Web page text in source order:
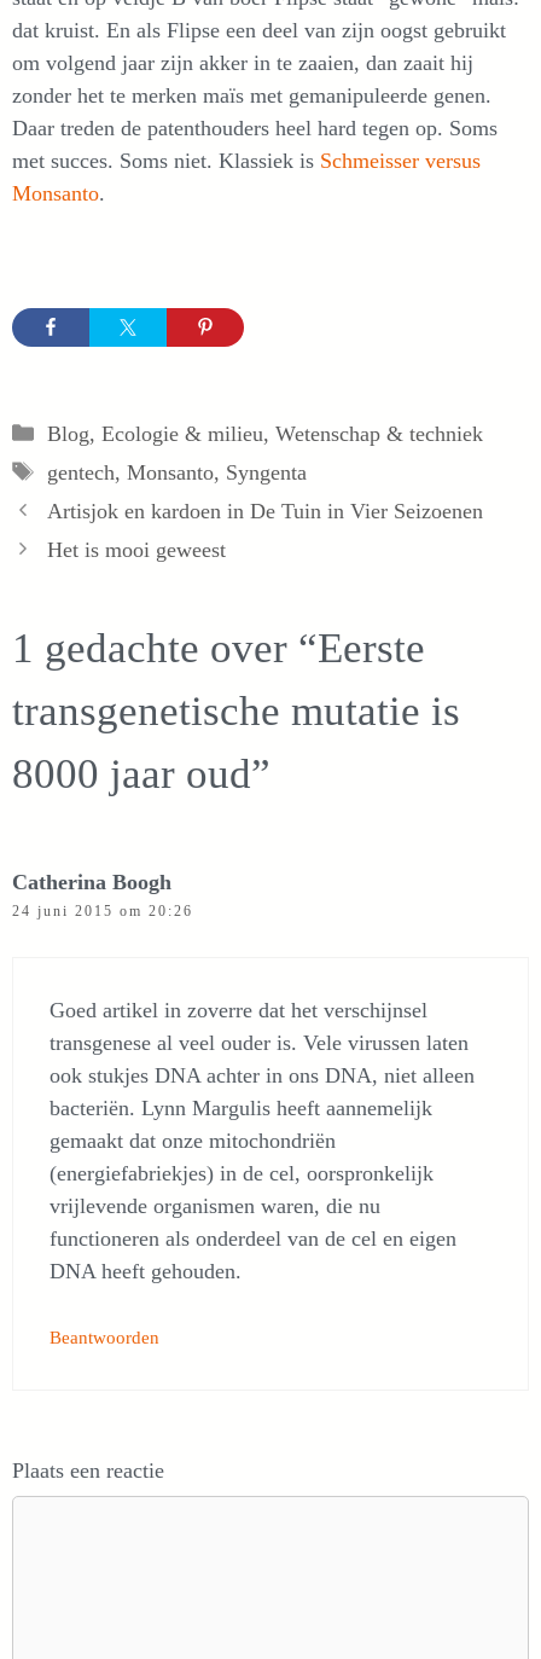
dat kruist. En als Flipse een deel van zijn oogst gebruikt
om volgend jaar zijn akker in te zaaien, dan zaait hij
zonder het te merken maïs met gemanipuleerde genen.
Daar treden de patenthouders heel hard tegen op. Soms
met succes. Soms niet. Klassiek is Schmeisser versus
Monsanto.
Categorieën
Blog, Ecologie & milieu, Wetenschap & techniek
Tags
gentech, Monsanto, Syngenta
Artisjok en kardoen in De Tuin in Vier Seizoenen
Het is mooi geweest
1 gedachte over “Eerste
transgenetische mutatie is
8000 jaar oud”
Catherina Boogh
24 juni 2015 om 20:26
Goed artikel in zoverre dat het verschijnsel
transgenese al veel ouder is. Vele virussen laten
ook stukjes DNA achter in ons DNA, niet alleen
bacteriën. Lynn Margulis heeft aannemelijk
gemaakt dat onze mitochondriën
(energiefabriekjes) in de cel, oorspronkelijk
vrijlevende organismen waren, die nu
functioneren als onderdeel van de cel en eigen
DNA heeft gehouden.
Beantwoorden
Plaats een reactie